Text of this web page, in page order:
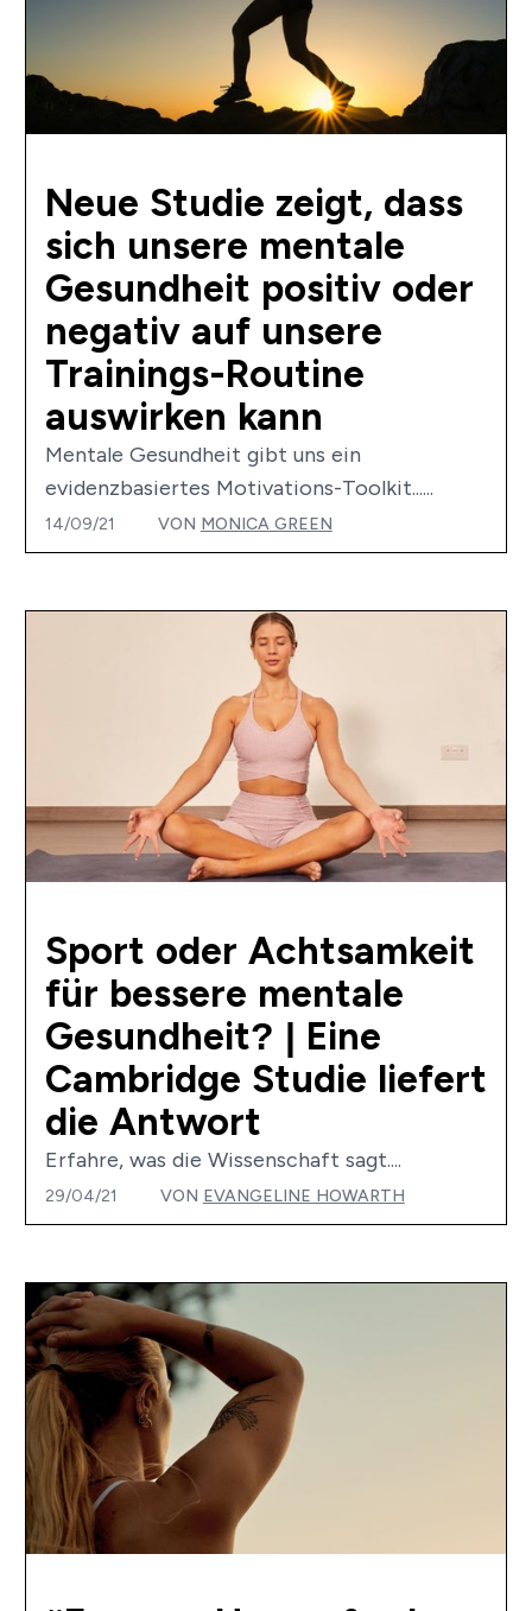
Neue Studie zeigt, dass
sich unsere mentale
Gesundheit positiv oder
negativ auf unsere
Trainings-Routine
auswirken kann
Mentale Gesundheit gibt uns ein
evidenzbasiertes Motivations-Toolkit......
14/09/21 VON MONICA GREEN
Sport oder Achtsamkeit
für bessere mentale
Gesundheit? | Eine
Cambridge Studie liefert
die Antwort
Erfahre, was die Wissenschaft sagt....
29/04/21 VON EVANGELINE HOWARTH